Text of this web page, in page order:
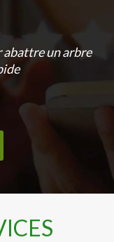
abattre un arbre